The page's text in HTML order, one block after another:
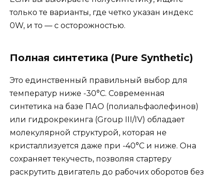
только те варианты, где четко указан индекс
0W, и то — с осторожностью.
Полная синтетика (Pure Synthetic)
Это единственный правильный выбор для
температур ниже -30°C. Современная
синтетика на базе ПАО (полиальфаолефинов)
или гидрокрекинга (Group III/IV) обладает
молекулярной структурой, которая не
кристаллизуется даже при -40°C и ниже. Она
сохраняет текучесть, позволяя стартеру
раскрутить двигатель до рабочих оборотов без